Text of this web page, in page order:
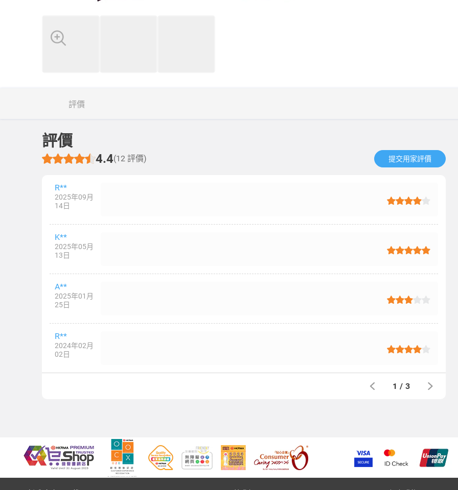
評價
評價
4.4(12 評價) 提交用家評價​
R**
2025年09月
14日
K**
2025年05月
13日
A**
2025年01月
25日
R**
2024年02月
02日
1 / 3